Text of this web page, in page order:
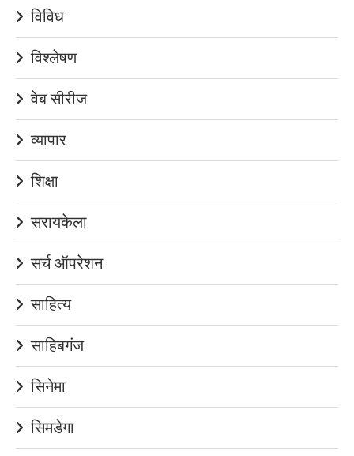
विविध
विश्लेषण
वेब सीरीज
व्यापार
शिक्षा
सरायकेला
सर्च ऑपरेशन
साहित्य
साहिबगंज
सिनेमा
सिमडेगा